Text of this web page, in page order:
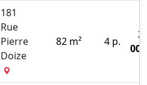
181
Rue
Pierre
Doize
82 m² 4 p.